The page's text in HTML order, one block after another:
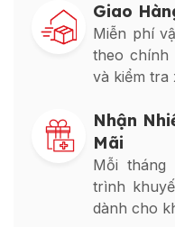
Giao
Miễn phí
theo chính
và kiểm tra
Nhận
Mãi
Mỗi tháng
trình
dành cho